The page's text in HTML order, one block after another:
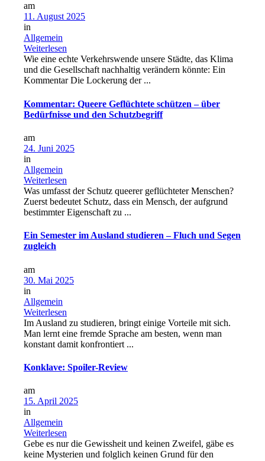
am
11. August 2025
in
Allgemein
Weiterlesen
Wie eine echte Verkehrswende unsere Städte, das Klima
und die Gesellschaft nachhaltig verändern könnte: Ein
Kommentar Die Lockerung der ...
Kommentar: Queere Geflüchtete schützen – über
Bedürfnisse und den Schutzbegriff
am
24. Juni 2025
in
Allgemein
Weiterlesen
Was umfasst der Schutz queerer geflüchteter Menschen?
Zuerst bedeutet Schutz, dass ein Mensch, der aufgrund
bestimmter Eigenschaft zu ...
Ein Semester im Ausland studieren – Fluch und Segen
zugleich
am
30. Mai 2025
in
Allgemein
Weiterlesen
Im Ausland zu studieren, bringt einige Vorteile mit sich.
Man lernt eine fremde Sprache am besten, wenn man
konstant damit konfrontiert ...
Konklave: Spoiler-Review
am
15. April 2025
in
Allgemein
Weiterlesen
Gebe es nur die Gewissheit und keinen Zweifel, gäbe es
keine Mysterien und folglich keinen Grund für den